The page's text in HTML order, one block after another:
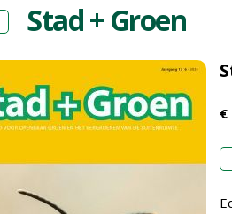
Stad + Groen
€